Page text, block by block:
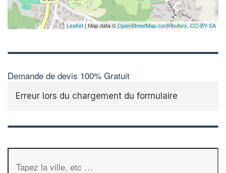
Leaflet | Map data ©OpenStreetMap contributors, CC-BY-SA
Demande de devis 100% Gratuit
Erreur lors du chargement du formulaire